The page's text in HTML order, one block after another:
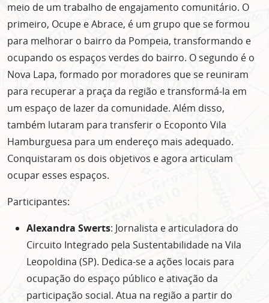
meio de um trabalho de engajamento comunitário. O
primeiro, Ocupe e Abrace, é um grupo que se formou
para melhorar o bairro da Pompeia, transformando e
ocupando os espaços verdes do bairro. O segundo é o
Nova Lapa, formado por moradores que se reuniram
para recuperar a praça da região e transformá-la em
um espaço de lazer da comunidade. Além disso,
também lutaram para transferir o Ecoponto Vila
Hamburguesa para um endereço mais adequado.
Conquistaram os dois objetivos e agora articulam
ocupar esses espaços.
Participantes:
Alexandra Swerts: Jornalista e articuladora do
Circuito Integrado pela Sustentabilidade na Vila
Leopoldina (SP). Dedica-se a ações locais para
ocupação do espaço público e ativação da
participação social. Atua na região a partir do